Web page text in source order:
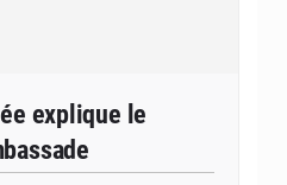
explique le